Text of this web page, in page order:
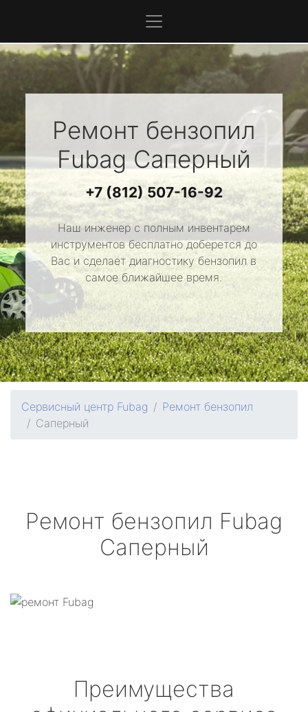
Ремонт бензопил
FubagСаперный
+7 (812) 507-16-92
Наш инженер с полным инвентарем
инструментов бесплатно доберется до
Вас и сделает диагностику бензопил в
самое ближайшее время.
Сервисный центр Fubag
Ремонт бензопил
Саперный
Ремонт бензопил Fubag
Саперный
Преимущества